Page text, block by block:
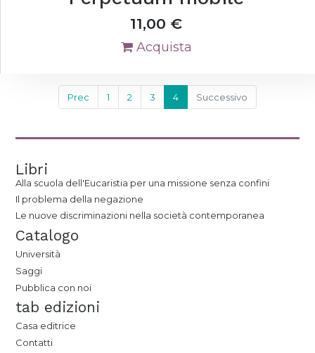
11,00 €
Acquista
Prec 1 2 3 4 Successivo
Libri
Alla scuola dell'Eucaristia per una missione senza confini
Il problema della negazione
Le nuove discriminazioni nella società contemporanea
Catalogo
Università
Saggi
Pubblica con noi
tab edizioni
Casa editrice
Contatti